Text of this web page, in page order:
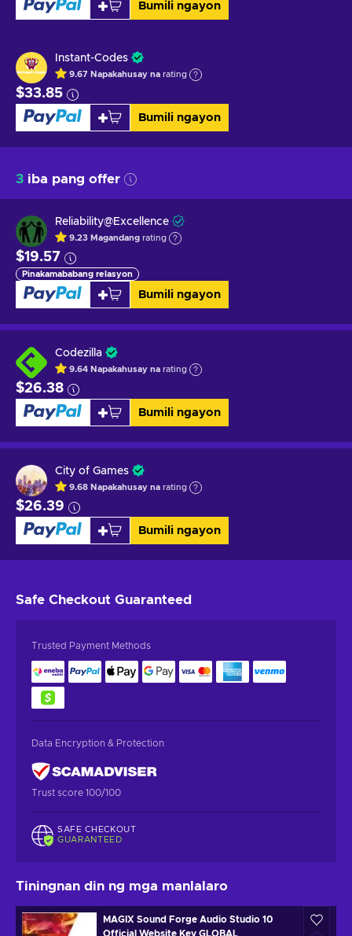
Bumili ngayon
Instant-Codes
9.67 Napakahusay na rating
$33.85
Bumili ngayon
3 iba pang offer
Reliability@Excellence
9.23 Magandang rating
$19.57
Pinakamababang relasyon
Bumili ngayon
Codezilla
9.64 Napakahusay na rating
$26.38
Bumili ngayon
City of Games
9.68 Napakahusay na rating
$26.39
Bumili ngayon
Safe Checkout Guaranteed
Trusted Payment Methods
Data Encryption & Protection
Trust score 100/100
SAFE CHECKOUT
GUARANTEED
Tiningnan din ng mga manlalaro
MAGIX Sound Forge Audio Studio 10
Official Website Key GLOBAL